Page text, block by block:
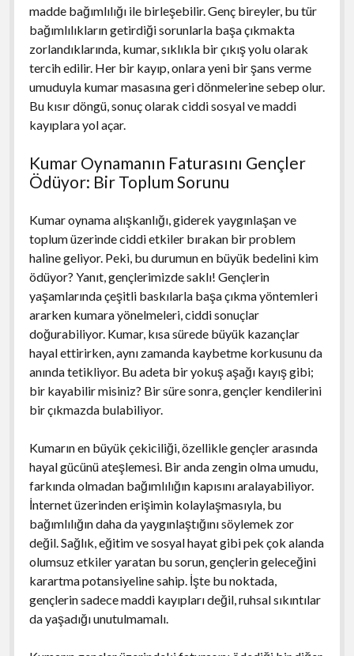
madde bağımlılığı ile birleşebilir. Genç bireyler, bu tür
bağımlılıkların getirdiği sorunlarla başa çıkmakta
zorlandıklarında, kumar, sıklıkla bir çıkış yolu olarak
tercih edilir. Her bir kayıp, onlara yeni bir şans verme
umuduyla kumar masasına geri dönmelerine sebep olur.
Bu kısır döngü, sonuç olarak ciddi sosyal ve maddi
kayıplara yol açar.
Kumar Oynamanın Faturasını Gençler
Ödüyor: Bir Toplum Sorunu
Kumar oynama alışkanlığı, giderek yaygınlaşan ve
toplum üzerinde ciddi etkiler bırakan bir problem
haline geliyor. Peki, bu durumun en büyük bedelini kim
ödüyor? Yanıt, gençlerimizde saklı! Gençlerin
yaşamlarında çeşitli baskılarla başa çıkma yöntemleri
ararken kumara yönelmeleri, ciddi sonuçlar
doğurabiliyor. Kumar, kısa sürede büyük kazançlar
hayal ettirirken, aynı zamanda kaybetme korkusunu da
anında tetikliyor. Bu adeta bir yokuş aşağı kayış gibi;
bir kayabilir misiniz? Bir süre sonra, gençler kendilerini
bir çıkmazda bulabiliyor.
Kumarın en büyük çekiciliği, özellikle gençler arasında
hayal gücünü ateşlemesi. Bir anda zengin olma umudu,
farkında olmadan bağımlılığın kapısını aralayabiliyor.
İnternet üzerinden erişimin kolaylaşmasıyla, bu
bağımlılığın daha da yaygınlaştığını söylemek zor
değil. Sağlık, eğitim ve sosyal hayat gibi pek çok alanda
olumsuz etkiler yaratan bu sorun, gençlerin geleceğini
karartma potansiyeline sahip. İşte bu noktada,
gençlerin sadece maddi kayıpları değil, ruhsal sıkıntılar
da yaşadığı unutulmamalı.